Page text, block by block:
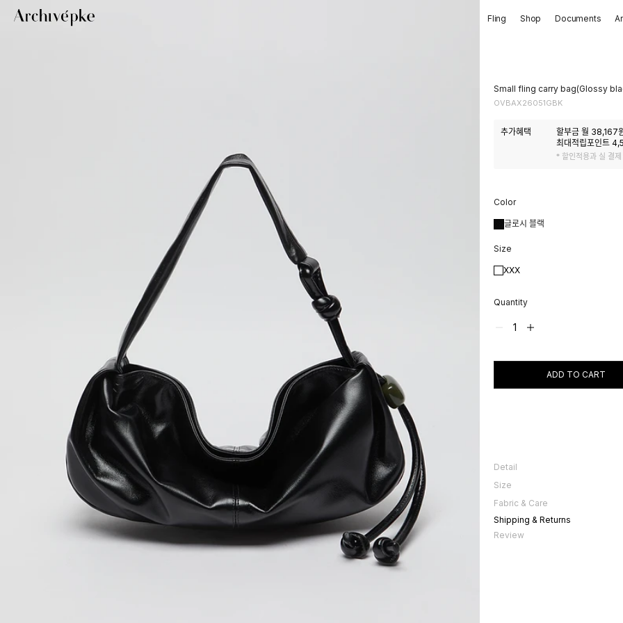
Fling Shop Documents
Small fling carry bag(Glossy
OVBAX26051GBK
추가혜택 할부금 월 38,167
최대적립포인트
* 할인적용과 실 결
Color
글로시 블랙
Size
XXX
Quantity
ADD TO CART
Detail
시그니처 호마이카 스토퍼 장식의 백.
Size
Size
세로
가로
Fabric & Care
천연 가죽 제품으로 착용 및 보관시
Shipping & Returns
Review